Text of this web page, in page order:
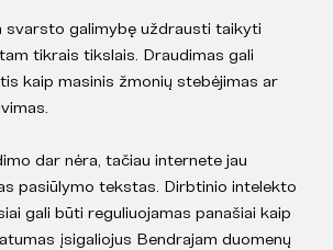
svarsto galimybę uždrausti taikyti
tikrais tikslais. Draudimas gali
kaip masinis žmonių stebėjimas ar
dar nėra, tačiau internete jau
pasiūlymo tekstas. Dirbtinio intelekto
gali būti reguliuojamas panašiai kaip
įsigaliojus Bendrajam duomenų